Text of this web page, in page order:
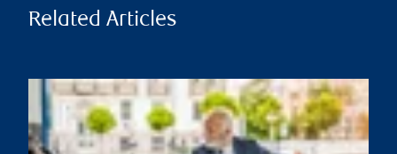
Related Articles